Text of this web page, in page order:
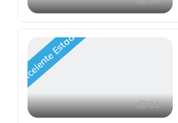
Excelente Estado
31